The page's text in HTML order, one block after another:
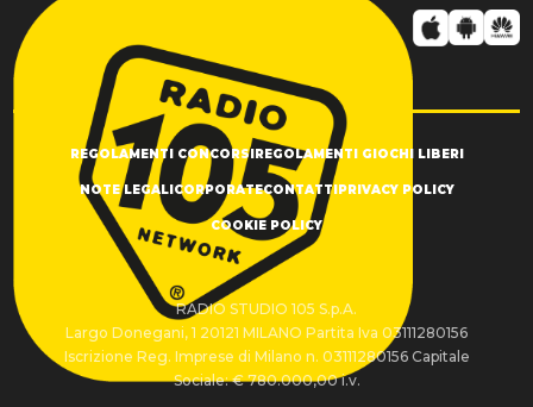
REGOLAMENTI CONCORSI REGOLAMENTI GIOCHI LIBERI
NOTE LEGALI CORPORATECONTATTI PRIVACY POLICY
COOKIE POLICY
RADIO STUDIO 105 S.p.A.
Largo Donegani, 1 20121 MILANO Partita Iva 03111280156
Iscrizione Reg. Imprese di Milano n. 03111280156 Capitale
Sociale: € 780.000,00 i.v.